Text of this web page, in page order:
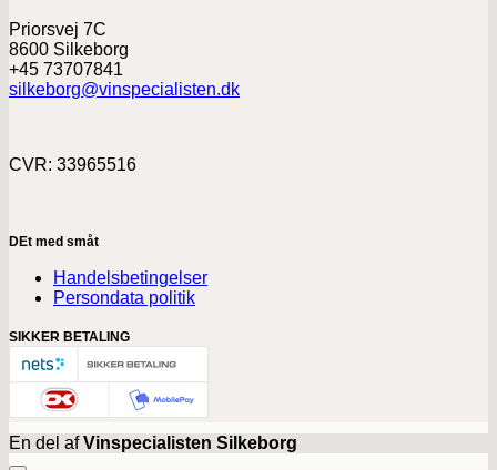
Priorsvej 7C
8600 Silkeborg
+45 73707841
silkeborg@vinspecialisten.dk
CVR: 33965516
DEt med småt
Handelsbetingelser
Persondata politik
SIKKER BETALING
En del afVinspecialisten Silkeborg